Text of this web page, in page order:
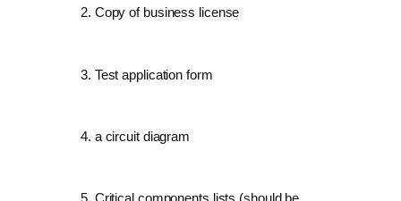
2. Copy of business license
3. Testapplication form
4. a circuit diagram